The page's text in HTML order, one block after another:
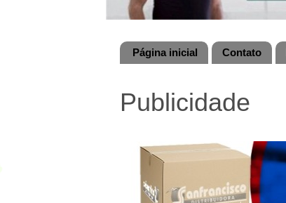
Página inicial Contato
Publicidade